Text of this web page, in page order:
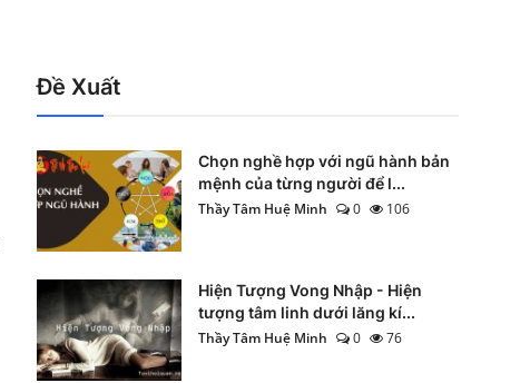
Đề Xuất
Chọn nghề hợp với ngũ hành bản
mệnh của từng người để l...
Thầy Tâm Huệ Minh
0 106
Hiện Tượng Vong Nhập - Hiện
tượng tâm linh dưới lăng kí...
Thầy Tâm Huệ Minh
0 76